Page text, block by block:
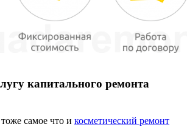
капитального ремонта
самое что и косметический ремонт